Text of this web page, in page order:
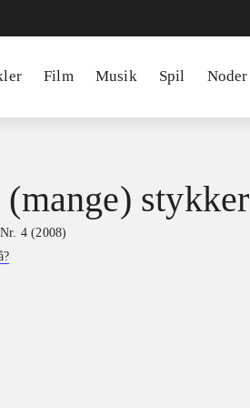
Film Musik Spil Noder
stykker
4 (2008)